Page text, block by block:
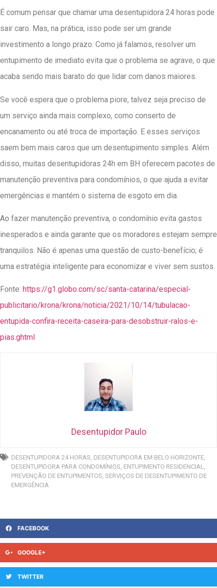
É comum pensar que chamar uma desentupidora 24 horas pode
sair caro. Mas, na prática, isso pode ser um grande
investimento a longo prazo. Como já falamos, resolver um
entupimento de imediato evita que o problema se agrave, o que
acaba sendo mais barato do que lidar com danos maiores.
Se você espera que o problema piore, talvez seja preciso de
um serviço ainda mais complexo, como conserto de
encanamento ou até troca de importação. E esses serviços
saem bem mais caros que um desentupimento simples. Além
disso, muitas desentupidoras 24h em BH oferecem pacotes de
manutenção preventiva para condomínios, o que ajuda a evitar
emergências e mantém o sistema de esgoto em dia.
Ao fazer manutenção preventiva, o condomínio evita gastos
inesperados e ainda garante que os moradores estejam sempre
tranquilos. Não é apenas uma questão de custo-benefício; é
uma estratégia inteligente para economizar e viver sem sustos.
Fonte: https://g1.globo.com/sc/santa-catarina/especial-
publicitario/krona/krona/noticia/2021/10/14/tubulacao-
entupida-confira-receita-caseira-para-desobstruir-ralos-e-
pias.ghtml
Desentupidor Paulo
DESENTUPIDORA 24 HORAS DESENTUPIDORA EM BELO HORIZONTE
DESENTUPIDORA PARA CONDOMÍNIOS ENTUPIMENTO RESIDENCIAL
PREVENÇÃO DE ENTUPIMENTOS SERVIÇOS DE DESENTUPIMENTO DE
EMERGÊNCIA
FACEBOOK
GOOGLE+
TWITTER